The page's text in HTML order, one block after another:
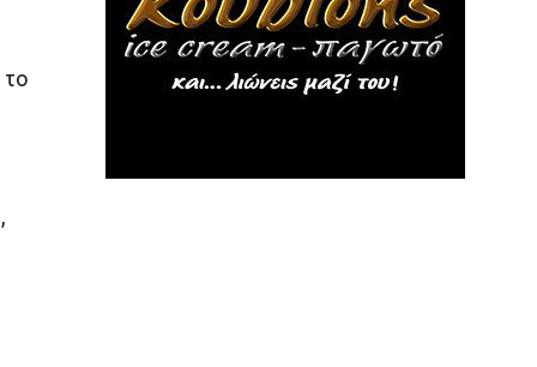
το